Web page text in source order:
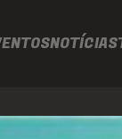
NOTÍCIAS